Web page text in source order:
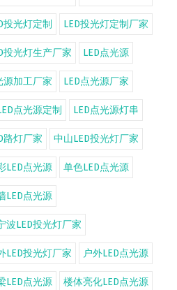
投光灯定制 LED投光灯定制厂家
投光灯生产厂家 LED点光源
源加工厂家 LED点光源厂家
点光源定制 LED点光源灯串
路灯厂家 中山LED投光灯厂家
LED点光源 单色LED点光源
LED点光源
波LED投光灯厂家
LED投光灯厂家 户外LED点光源
LED点光源 楼体亮化LED点光源